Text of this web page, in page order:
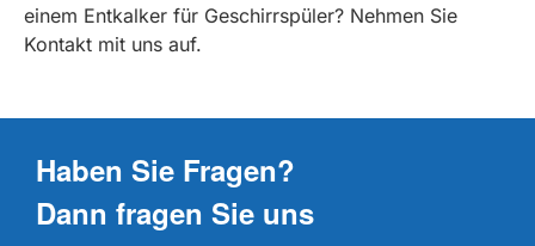
einem Entkalker für Geschirrspüler? Nehmen Sie
Kontakt mit uns auf.
Haben Sie Fragen?
Dann fragen Sie uns